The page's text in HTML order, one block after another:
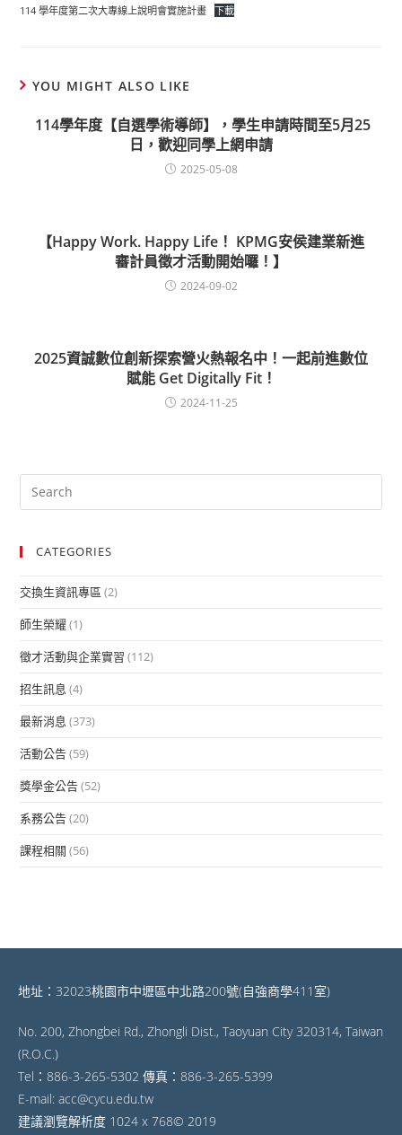
114 學年度第二次大專線上說明會實施計畫 下載
YOU MIGHT ALSO LIKE
114學年度【自選學術導師】，學生申請時間至5月25
日，歡迎同學上網申請
2025-05-08
【Happy Work. Happy Life！ KPMG安侯建業新進
審計員徵才活動開始囉！】
2024-09-02
2025資誠數位創新探索營火熱報名中！一起前進數位
賦能 Get Digitally Fit！
2024-11-25
CATEGORIES
交換生資訊專區 (2)
師生榮耀(1)
徵才活動與企業實習 (112)
招生訊息 (4)
最新消息 (373)
活動公告(59)
獎學金公告(52)
系務公告(20)
課程相關 (56)
地址：32023桃園市中壢區中北路200號(自強商學411室)
No. 200, Zhongbei Rd., Zhongli Dist., Taoyuan City 320314, Taiwan
(R.O.C.)
Tel：886-3-265-5302 傳真：886-3-265-5399
E-mail: acc@cycu.edu.tw
建議瀏覽解析度 1024 x 768© 2019